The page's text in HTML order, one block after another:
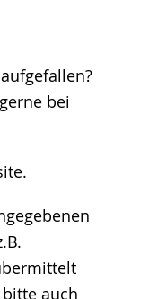
bei
auch